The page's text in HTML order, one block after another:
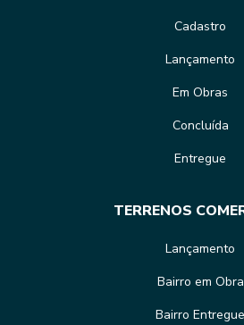
Cadastro
Lançamento
Em Obras
Concluída
Entregue
TERRENOS
Lançamento
Bairro em Obra
Bairro Entregue